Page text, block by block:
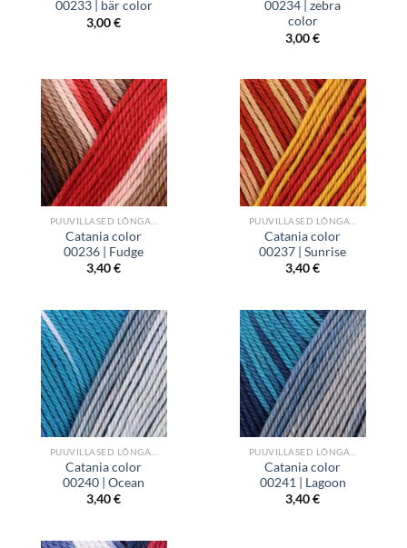
00233 | bär color
3,00€
00234 | zebra
color
3,00€
Catania color
00236 | Fudge
3,40€
Catania color
00237 | Sunrise
3,40€
Catania color
00240 | Ocean
3,40€
Catania color
00241 | Lagoon
3,40€